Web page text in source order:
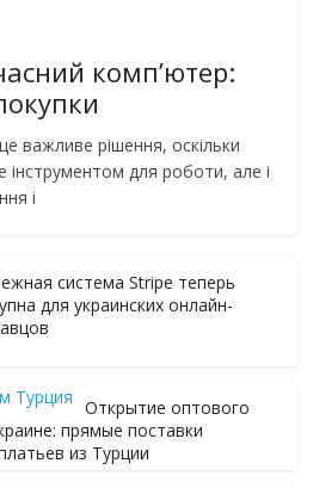
комп’ютер:
важливе рішення, оскільки
інструментом для роботи, але і
і
система Stripe теперь
для украинских онлайн-
Открытие оптового
прямые поставки
из Турции